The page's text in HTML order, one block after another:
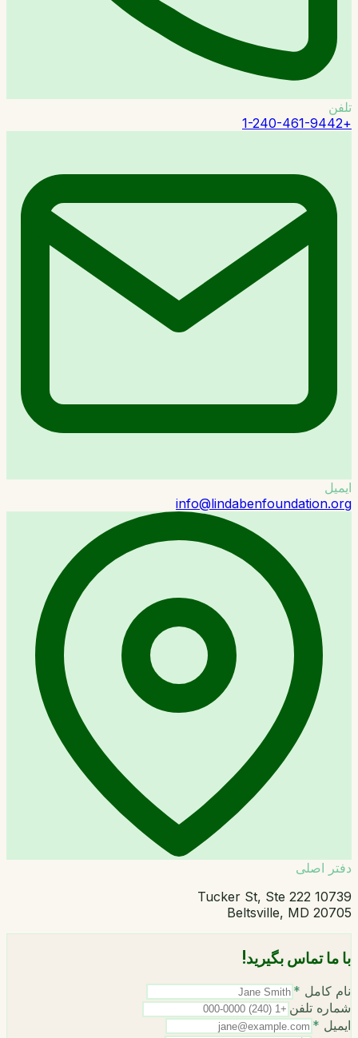
تلفن
+1-240-461-9442
ایمیل
info@lindabenfoundation.org
دفتر اصلی
10739 Tucker St, Ste 222
Beltsville, MD 20705
با ما تماس بگیرید!
نام کامل *
شماره تلفن
ایمیل *